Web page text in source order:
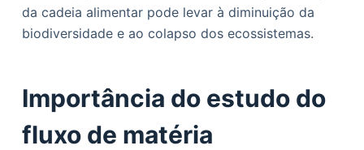
da cadeia alimentar pode levar à diminuição da
biodiversidade e ao colapso dos ecossistemas.
Importância do estudo do
fluxo de matéria